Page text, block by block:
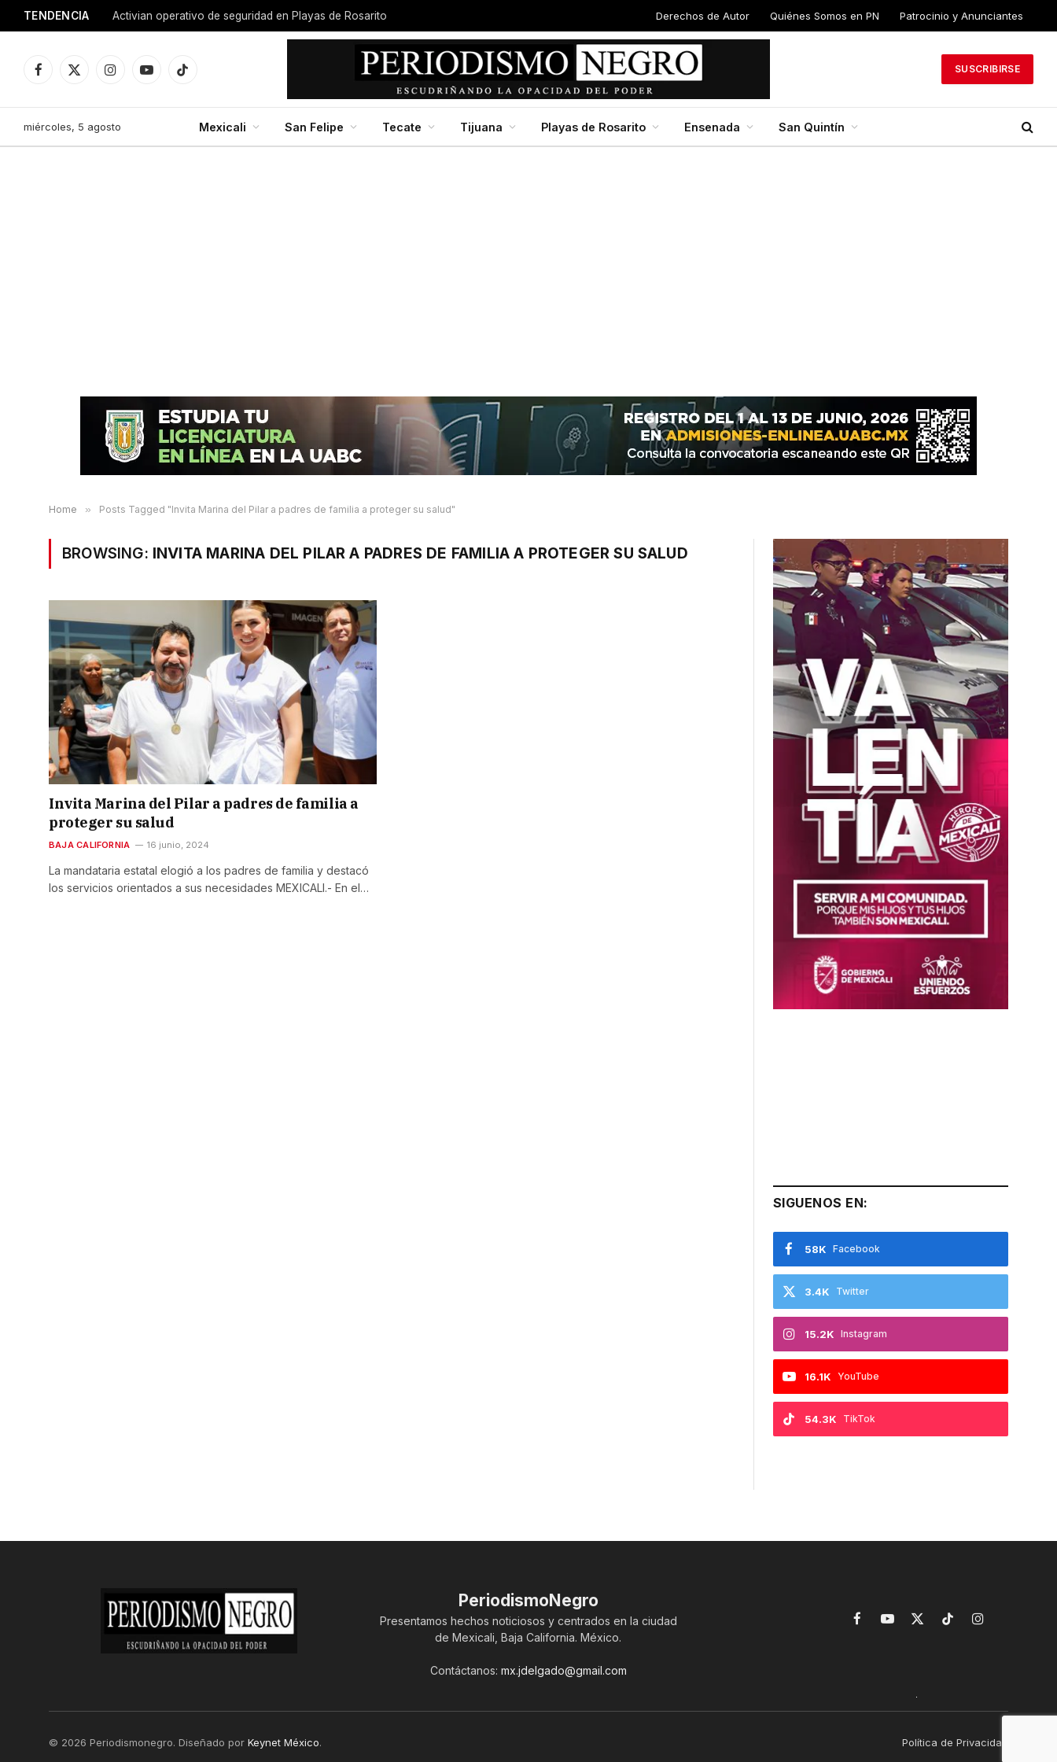
TENDENCIA Activian operativo de seguridad en Playas de Rosarito Derechos de Autor Quiénes Somos en PN Patrocinio y Anunciantes
Facebook
X
InstagramYouTubeTikTok
SUSCRIBIRSE
miércoles, 5 agosto Mexicali San Felipe Tecate Tijuana Playas de Rosarito Ensenada San Quintín
Home » Posts Tagged "Invita Marina del Pilar a padres de familia a proteger su salud"
BROWSING: INVITA MARINA DEL PILAR A PADRES DE FAMILIA A PROTEGER SU SALUD
Invita Marina del Pilar a padres de familia a
proteger su salud
BAJA CALIFORNIA 16 junio, 2024
La mandataria estatal elogió a los padres de familia y destacó
los servicios orientados a sus necesidades MEXICALI.- En el…
SIGUENOS EN:
Facebook
58K
Twitter
3.4K
Instagram
15.2K
YouTube
16.1K
TikTok
54.3K
PeriodismoNegro
Presentamos hechos noticiosos y centrados en la ciudad
de Mexicali, Baja California. México.
Contáctanos: mx.jdelgado@gmail.com
FacebookYouTube
X
TikTokInstagram
© 2026 Periodismonegro. Diseñado por Keynet México. Política de Privacidad